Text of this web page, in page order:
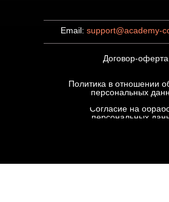
Email: support@academy-
Договор-оферта
Политика в отношении
персональных
Согласие на
персональных